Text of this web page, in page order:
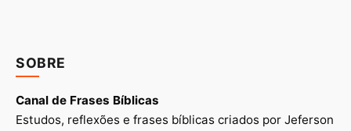
SOBRE
Canal de Frases Bíblicas
Estudos, reflexões e frases bíblicas criados por Jeferson